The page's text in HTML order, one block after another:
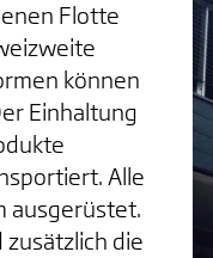
Flotte
können
Einhaltung
Alle
ausgerüstet.
die